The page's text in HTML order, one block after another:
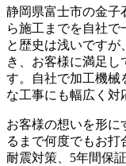
静岡県富士市の金子
ら施工までを自社で
と歴史は浅いですが
き、お客様に満足し
す。自社で加工機械
な工事にも幅広く対
お客様の想いを形に
るまで何度でもお打
耐震対策、5年間保